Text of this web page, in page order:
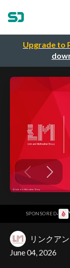
Upgrade to
SPONSORED·
リンクア
June 04, 2026